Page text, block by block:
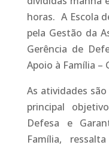
horas. A Escola
pela Gestão da
Gerência de
Apoio à Família –
As atividades
principal
Defesa e
Família,